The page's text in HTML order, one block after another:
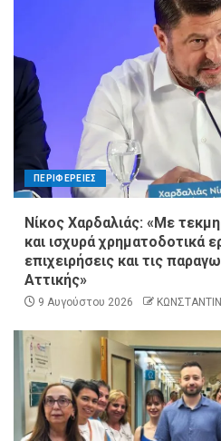
ΠΕΡΙΦΕΡΕΙΕΣ
Νίκος Χαρδαλιάς: «Με
και ισχυρά χρηματοδοτικά
επιχειρήσεις και τις
Αττικής»
9 Αυγούστου 2026